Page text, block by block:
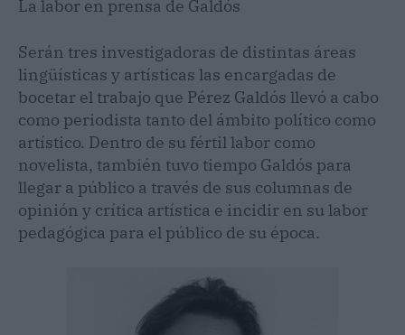
La labor en prensa de Galdós
Serán tres investigadoras de distintas áreas
lingüísticas y artísticas las encargadas de
bocetar el trabajo que Pérez Galdós llevó a cabo
como periodista tanto del ámbito político como
artístico. Dentro de su fértil labor como
novelista, también tuvo tiempo Galdós para
llegar a público a través de sus columnas de
opinión y crítica artística e incidir en su labor
pedagógica para el público de su época.